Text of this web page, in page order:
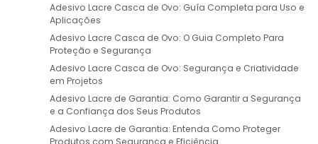
Adesivo Lacre Casca de Ovo: Guía Completa para Uso e
Aplicações
Adesivo Lacre Casca de Ovo: O Guia Completo Para
Proteção e Segurança
Adesivo Lacre Casca de Ovo: Segurança e Criatividade
em Projetos
Adesivo Lacre de Garantia: Como Garantir a Segurança
e a Confiança dos Seus Produtos
Adesivo Lacre de Garantia: Entenda Como Proteger
Produtos com Segurança e Eficiência